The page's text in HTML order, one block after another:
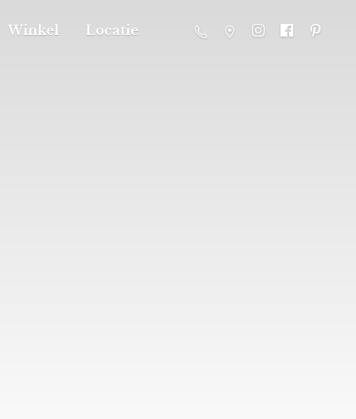
Winkel Locatie